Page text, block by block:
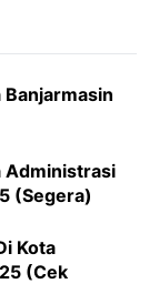
Administrasi
(Segera)
Kota
(Cek